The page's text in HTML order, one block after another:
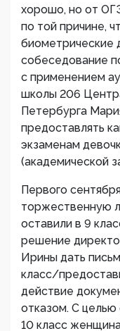
хорошо, но от
по той причине,
биометрические
собеседование
с применением
школы 206
Петербурга
предоставлять
экзаменам
(академической
Первого
торжественную
оставили в 9
решение
Ирины дать
класс/
действие
отказом. С целью
10 класс